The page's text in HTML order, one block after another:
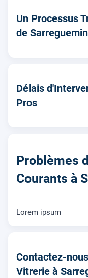
Un Processus
de
Délais
Pros
Problèmes
Courants à
Lorem ipsum
Contactez-
Vitrerie à